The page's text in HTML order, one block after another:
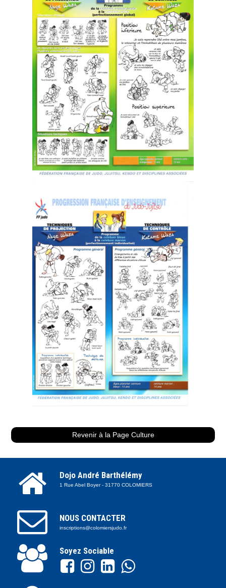
Revenir à la Page Culture
 Dojo André Barthélémy
1 Rue Abel Boyer - 31770 COLOMIERS
 NOUS CONTACTER
inscriptions@colomiersjudo.fr
 Soyez Sociable
   